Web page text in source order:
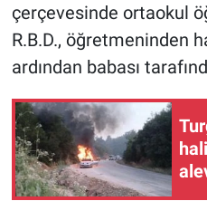
çerçevesinde ortaokul
R.B.D., öğretmeninden
ardından babası